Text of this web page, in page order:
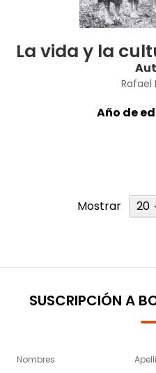
La vida y la
Rafael
Año de
Mostrar
SUSCRIPCIÓN A
Nombres